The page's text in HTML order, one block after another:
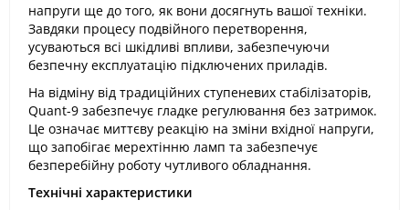
напруги ще до того, як вони досягнуть вашої техніки.
Завдяки процесу подвійного перетворення,
усуваються всі шкідливі впливи, забезпечуючи
безпечну експлуатацію підключених приладів.
На відміну від традиційних ступеневих стабілізаторів,
Quant-9 забезпечує гладке регулювання без затримок.
Це означає миттєву реакцію на зміни вхідної напруги,
що запобігає мерехтінню ламп та забезпечує
безперебійну роботу чутливого обладнання.
Технічні характеристики